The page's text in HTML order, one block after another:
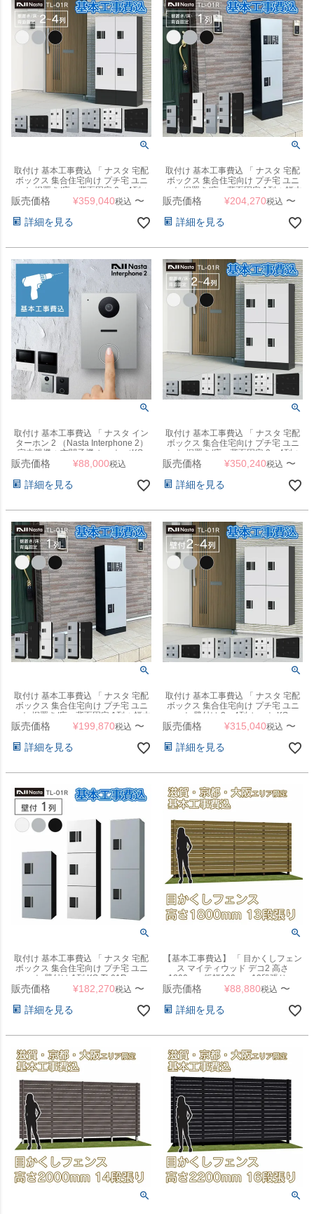
取付け 基本工事費込 「 ナスタ 宅配
ボックス 集合住宅向け プチ宅 ユニ
ット 据置き/床・背面固定 2～4列 +
幅木H250mmセット KS-TL01R +
販売価格 ¥359,040税込 〜
詳細を見る
取付け 基本工事費込 「 ナスタ 宅配
ボックス 集合住宅向け プチ宅 ユニ
ット 据置き/床・背面固定 1列 + 幅木
H250mm セット KS-TL01R + KS-
販売価格 ¥204,270税込 〜
詳細を見る
取付け 基本工事費込 「 ナスタ イン
ターホン 2 （Nasta Interphone 2）
室内親機 + 玄関子機 セット （KS-
ND02A） 」 24時間防犯録画・録音
販売価格 ¥88,000税込
詳細を見る
取付け 基本工事費込 「 ナスタ 宅配
ボックス 集合住宅向け プチ宅 ユニ
ット 据置き/床・背面固定 2～4列 +
幅木H100mmセット KS-TL01R +
販売価格 ¥350,240税込 〜
詳細を見る
取付け 基本工事費込 「 ナスタ 宅配
ボックス 集合住宅向け プチ宅 ユニ
ット 据置き/床・背面固定 1列 + 幅木
H100mm セット KS-TL01R + KS-
販売価格 ¥199,870税込 〜
詳細を見る
取付け 基本工事費込 「 ナスタ 宅配
ボックス 集合住宅向け プチ宅 ユニ
ット 壁付け 2～4列 セット KS-
TL01R 」
販売価格 ¥315,040税込 〜
詳細を見る
取付け 基本工事費込 「 ナスタ 宅配
ボックス 集合住宅向け プチ宅 ユニ
ット 壁付け 1列 KS-TL01R 」
販売価格 ¥182,270税込 〜
詳細を見る
【基本工事費込】 「 目かくしフェン
ス マイティウッド デコ2 高さ
1800mm 板幅120mm 13段張り 」
【滋賀・京都・大阪のみ対応可能】
販売価格 ¥88,880税込 〜
詳細を見る